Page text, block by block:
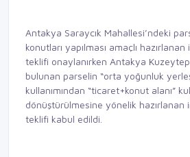
Antakya Saraycık Mahallesi’ndeki
konutları yapılması amaçlı
teklifi onaylanırken Antakya
bulunan parselin “orta yoğunluk
kullanımından “ticaret+konut alanı”
dönüştürülmesine yönelik hazırlanan
teklifi kabul edildi.